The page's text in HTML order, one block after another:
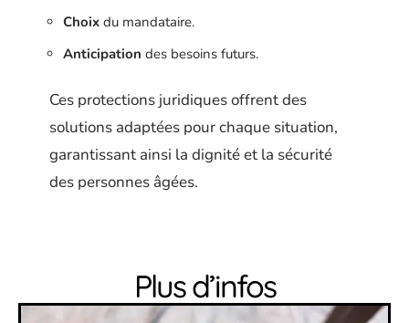
Choix du mandataire.
Anticipation des besoins futurs.
Ces protections juridiques offrent des
solutions adaptées pour chaque situation,
garantissant ainsi la dignité et la sécurité
des personnes âgées.
Plus d’infos